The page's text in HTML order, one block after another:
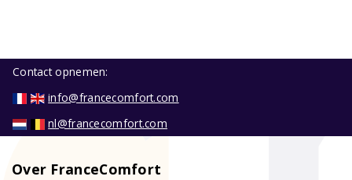
Contact opnemen:
info@francecomfort.com
nl@francecomfort.com
Over FranceComfort